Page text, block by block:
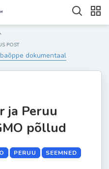
POST
dokumentaal
ja Peruu
põllud
PERUU
SEEMNED